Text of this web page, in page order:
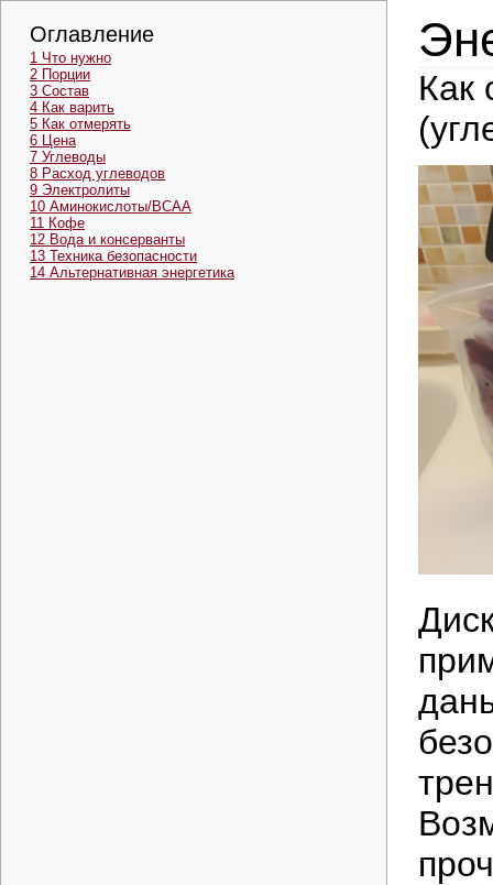
1 Что нужно
2 Порции
3 Состав
4 Как варить
5 Как отмерять
6 Цена
7 Углеводы
8 Расход углеводов
9 Электролиты
10 Аминокислоты/BCAA
11 Кофе
12 Вода и консерванты
13 Техника безопасности
14 Альтернативная энергетика
Как